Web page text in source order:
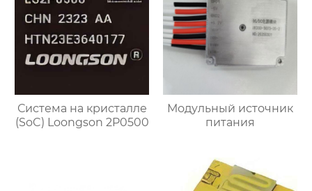
Система на кристалле
(SoC) Loongson 2P0500
Модульный источник
питания